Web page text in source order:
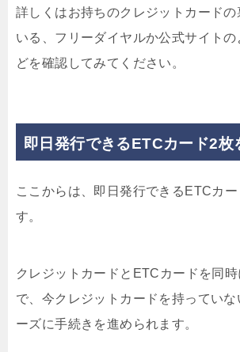
詳しくはお持ちのクレジットカードの
いる、フリーダイヤルか公式サイト
どを確認してみてください。
即日発行できるETCカード2枚
ここからは、即日発行できるETCカー
す。
クレジットカードとETCカードを同
で、今クレジットカードを持ってい
ーズに手続きを進められます。